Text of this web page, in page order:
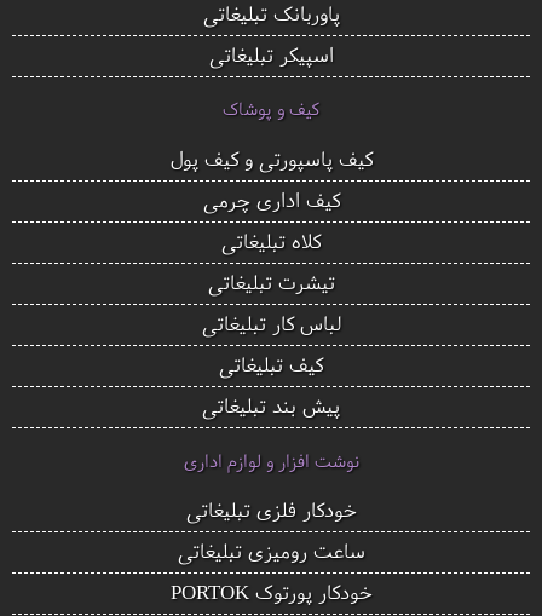
پاوربانک تبلیغاتی
اسپیکر تبلیغاتی
کیف و پوشاک
کیف پاسپورتی و کیف پول
کیف اداری چرمی
کلاه تبلیغاتی
تیشرت تبلیغاتی
لباس کار تبلیغاتی
کیف تبلیغاتی
پیش بند تبلیغاتی
نوشت افزار و لوازم اداری
خودکار فلزی تبلیغاتی
ساعت رومیزی تبلیغاتی
خودکار پورتوک PORTOK